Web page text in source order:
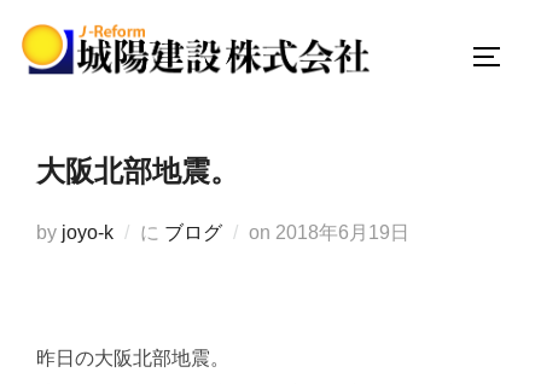
大阪北部地震。
by joyo-k に ブログ on 投
2018年6月19日
昨日の大阪北部地震。